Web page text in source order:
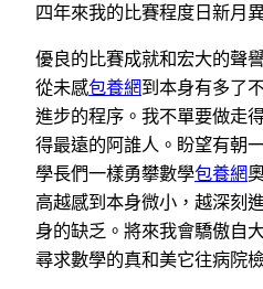
四年來我的比賽程度日新月
優良的比賽成就和宏大的聲
從未感包養網到本身有多了
進步的程序。我不單要做走
得最遠的阿誰人。盼望有朝
學長們一樣勇攀數學包養網
高越感到本身微小，越深刻
身的缺乏。將來我會驕傲自
尋求數學的真和美它往病院